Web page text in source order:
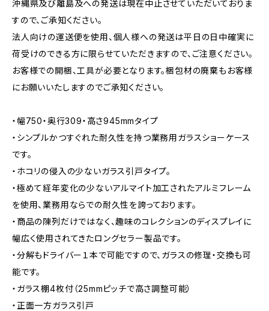
沖縄県及び離島及への発送は現在中止させていただいておりま
すので、ご承知ください。
法人向けの運送便を使用、個人様への発送は平日の日中確実に
荷受けのできる方に限らせていただきますので、ご注意ください。
お客様での開梱、工具が必要となります。梱包材の廃棄もお客様
にお願いいたしますのでご承知ください。
・幅750・奥行309・高さ945mmタイプ
・シンプルかつすぐれた耐久性を持つ業務用ガラスショーケース
です。
・ホコリの侵入の少ないガラス引戸タイプ。
・極めて経年変化の少ないアルマイト加工されたアルミフレーム
を使用、業務用ならでの耐久性を誇っております。
・商品の陳列だけではなく、趣味のコレクションのディスプレイに
幅広く使用されてきたロングセラー製品です。
・分解もドライバー１本で可能ですので、ガラスの修理・交換も可
能です。
・ガラス棚4枚付（25mmピッチで高さ調整可能）
・正面一方ガラス引戸